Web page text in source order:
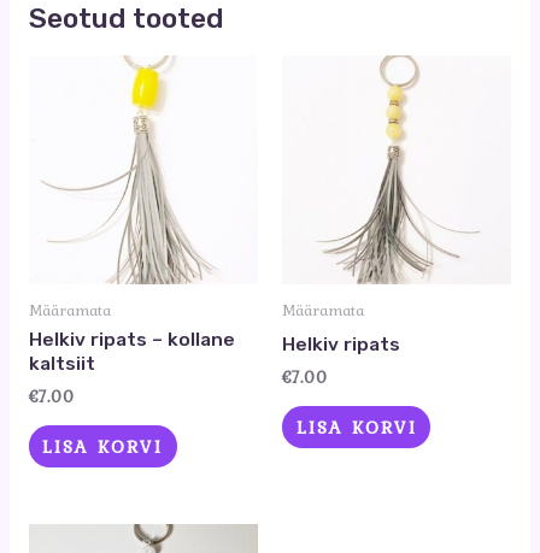
Seotud tooted
Määramata
Helkiv ripats – kollane
kaltsiit
€7.00
LISA KORVI
Määramata
Helkiv ripats
€7.00
LISA KORVI